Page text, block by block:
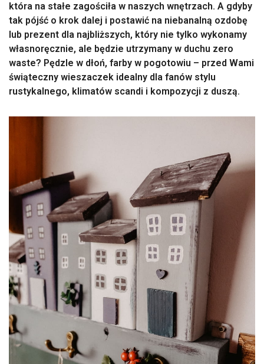
która na stałe zagościła w naszych wnętrzach. A gdyby
tak pójść o krok dalej i postawić na niebanalną ozdobę
lub prezent dla najbliższych, który nie tylko wykonamy
własnoręcznie, ale będzie utrzymany w duchu zero
waste? Pędzle w dłoń, farby w pogotowiu – przed Wami
świąteczny wieszaczek idealny dla fanów stylu
rustykalnego, klimatów scandi i kompozycji z duszą.